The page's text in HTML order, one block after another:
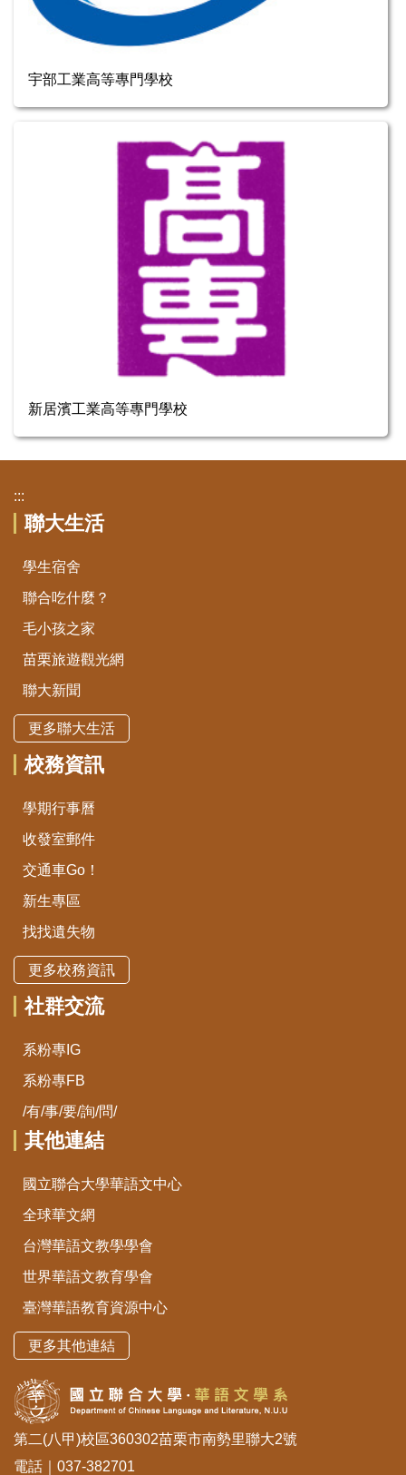
宇部工業高等專門學校
新居濱工業高等專門學校
:::
聯大生活
學生宿舍
聯合吃什麼？
毛小孩之家
苗栗旅遊觀光網
聯大新聞
更多聯大生活
校務資訊
學期行事曆
收發室郵件
交通車Go！
新生專區
找找遺失物
更多校務資訊
社群交流
系粉專IG
系粉專FB
/有/事/要/詢/問/
其他連結
國立聯合大學華語文中心
全球華文網
台灣華語文教學學會
世界華語文教育學會
臺灣華語教育資源中心
更多其他連結
第二(八甲)校區360302苗栗市南勢里聯大2號
電話｜037-382701